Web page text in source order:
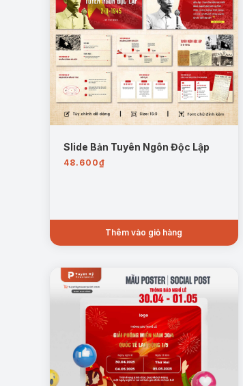
Lịch sử hình thành : Trình bày
Kiến trúc và thiết kế: Mô tả về
Slide Bản Tuyên Ngôn Độc Lập
48.600₫
Thêm vào giỏ hàng